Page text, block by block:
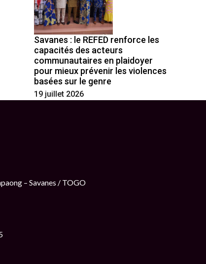
Savanes : le REFED renforce les
capacités des acteurs
communautaires en plaidoyer
pour mieux prévenir les violences
basées sur le genre
19 juillet 2026
– Savanes / TOGO